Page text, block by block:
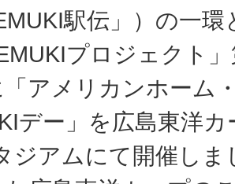
駅伝」）の一
プロジェクト
「アメリカンホーム
デー」を広島東洋
ジアムにて開催しま